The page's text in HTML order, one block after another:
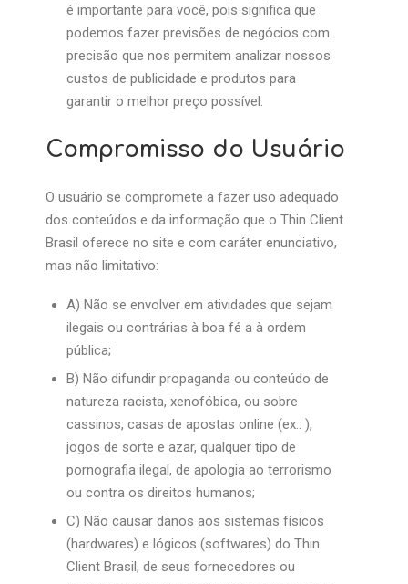
é importante para você, pois significa que
podemos fazer previsões de negócios com
precisão que nos permitem analizar nossos
custos de publicidade e produtos para
garantir o melhor preço possível.
Compromisso do Usuário
O usuário se compromete a fazer uso adequado
dos conteúdos e da informação que o Thin Client
Brasil oferece no site e com caráter enunciativo,
mas não limitativo:
A) Não se envolver em atividades que sejam
ilegais ou contrárias à boa fé a à ordem
pública;
B) Não difundir propaganda ou conteúdo de
natureza racista, xenofóbica, ou sobre
cassinos, casas de apostas online (ex.: ),
jogos de sorte e azar, qualquer tipo de
pornografia ilegal, de apologia ao terrorismo
ou contra os direitos humanos;
C) Não causar danos aos sistemas físicos
(hardwares) e lógicos (softwares) do Thin
Client Brasil, de seus fornecedores ou